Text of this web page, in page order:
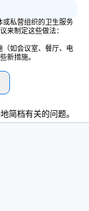
私营组织的卫生服务
来制定这些做法：
如会议室、餐厅、电
新措施。
简档有关的问题。